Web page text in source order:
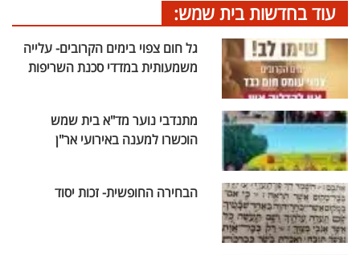
עוד בחדשות בית שמש:
גל חום צפוי בימים הקרובים- עלייה
משמעותית במדדי סכנת השריפות
מתנדבי נוער מד"א בית שמש
הוכשרו למענה באירועי אר"ן
הבחירה החופשית- זכות יסוד